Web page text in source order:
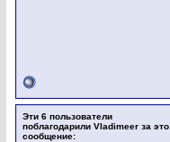
Эти 6 пользователи
поблагодарили Vladimeer за это
сообщение: